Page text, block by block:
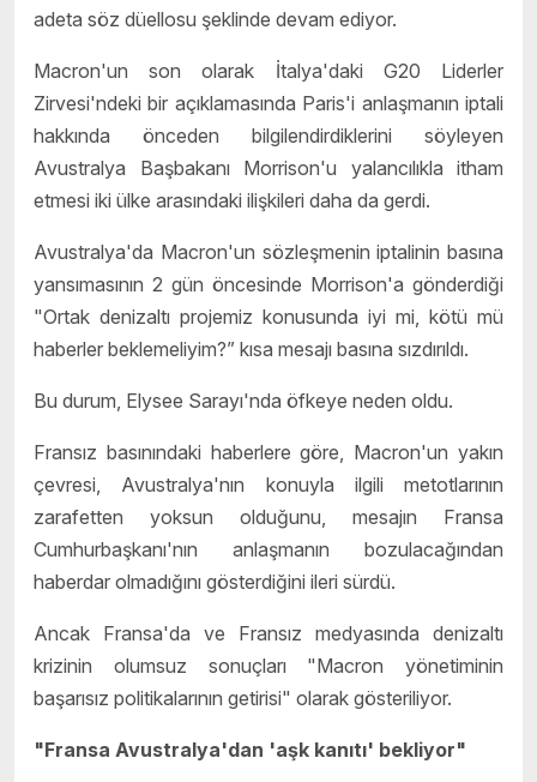
adeta söz düellosu şeklinde devam ediyor.
Macron'un son olarak İtalya'daki G20 Liderler
Zirvesi'ndeki bir açıklamasında Paris'i anlaşmanın iptali
hakkında önceden bilgilendirdiklerini söyleyen
Avustralya Başbakanı Morrison'u yalancılıkla itham
etmesi iki ülke arasındaki ilişkileri daha da gerdi.
Avustralya'da Macron'un sözleşmenin iptalinin basına
yansımasının 2 gün öncesinde Morrison'a gönderdiği
"Ortak denizaltı projemiz konusunda iyi mi, kötü mü
haberler beklemeliyim?” kısa mesajı basına sızdırıldı.
Bu durum, Elysee Sarayı'nda öfkeye neden oldu.
Fransız basınındaki haberlere göre, Macron'un yakın
çevresi, Avustralya'nın konuyla ilgili metotlarının
zarafetten yoksun olduğunu, mesajın Fransa
Cumhurbaşkanı'nın anlaşmanın bozulacağından
haberdar olmadığını gösterdiğini ileri sürdü.
Ancak Fransa'da ve Fransız medyasında denizaltı
krizinin olumsuz sonuçları "Macron yönetiminin
başarısız politikalarının getirisi" olarak gösteriliyor.
"Fransa Avustralya'dan 'aşk kanıtı' bekliyor"